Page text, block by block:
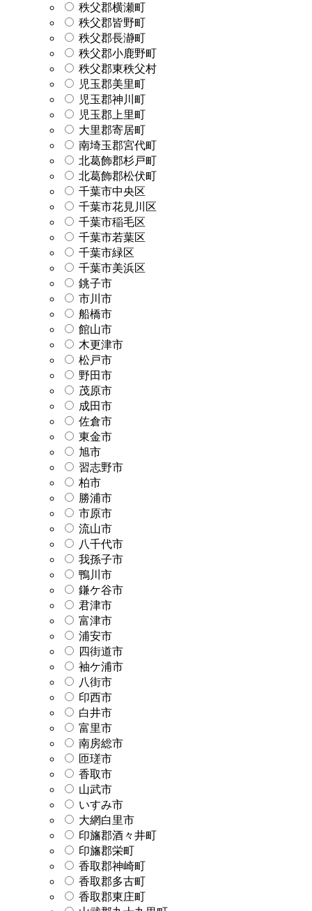
秩父郡横瀬町
秩父郡皆野町
秩父郡長瀞町
秩父郡小鹿野町
秩父郡東秩父村
児玉郡美里町
児玉郡神川町
児玉郡上里町
大里郡寄居町
南埼玉郡宮代町
北葛飾郡杉戸町
北葛飾郡松伏町
千葉市中央区
千葉市花見川区
千葉市稲毛区
千葉市若葉区
千葉市緑区
千葉市美浜区
銚子市
市川市
船橋市
館山市
木更津市
松戸市
野田市
茂原市
成田市
佐倉市
東金市
旭市
習志野市
柏市
勝浦市
市原市
流山市
八千代市
我孫子市
鴨川市
鎌ケ谷市
君津市
富津市
浦安市
四街道市
袖ケ浦市
八街市
印西市
白井市
富里市
南房総市
匝瑳市
香取市
山武市
いすみ市
大網白里市
印旛郡酒々井町
印旛郡栄町
香取郡神崎町
香取郡多古町
香取郡東庄町